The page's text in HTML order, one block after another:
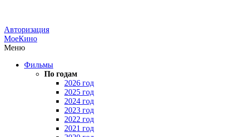
Авторизация
МоеКино
Меню
Фильмы
По годам
2026 год
2025 год
2024 год
2023 год
2022 год
2021 год